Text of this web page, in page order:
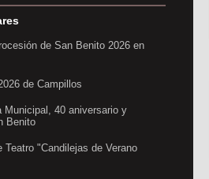
de San Benito 2026 en
de Campillos
Municipal, 40 aniversario y
Benito
Teatro "Candilejas de Verano